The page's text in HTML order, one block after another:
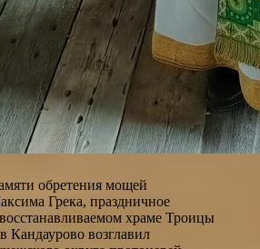
обретения мощей
Грека, праздничное
храме Троицы
Кандаурово возглавил